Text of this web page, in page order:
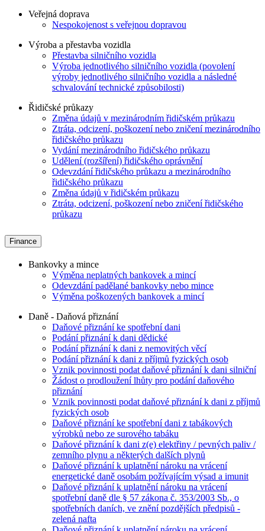
Veřejná doprava
Nespokojenost s veřejnou dopravou
Výroba a přestavba vozidla
Přestavba silničního vozidla
Výroba jednotlivého silničního vozidla (povolení
výroby jednotlivého silničního vozidla a následné
schvalování technické způsobilosti)
Řidičské průkazy
Změna údajů v mezinárodním řidičském průkazu
Ztráta, odcizení, poškození nebo zničení mezinárodního
řidičského průkazu
Vydání mezinárodního řidičského průkazu
Udělení (rozšíření) řidičského oprávnění
Odevzdání řidičského průkazu a mezinárodního
řidičského průkazu
Změna údajů v řidičském průkazu
Ztráta, odcizení, poškození nebo zničení řidičského
průkazu
Finance
Bankovky a mince
Výměna neplatných bankovek a mincí
Odevzdání padělané bankovky nebo mince
Výměna poškozených bankovek a mincí
Daně - Daňová přiznání
Daňové přiznání ke spotřební dani
Podání přiznání k dani dědické
Podání přiznání k dani z nemovitých věcí
Podání přiznání k dani z příjmů fyzických osob
Vznik povinnosti podat daňové přiznání k dani silniční
Žádost o prodloužení lhůty pro podání daňového
přiznání
Vznik povinnosti podat daňové přiznání k dani z příjmů
fyzických osob
Daňové přiznání ke spotřební dani z tabákových
výrobků nebo ze surového tabáku
Daňové přiznání k dani z(e) elektřiny / pevných paliv /
zemního plynu a některých dalších plynů
Daňové přiznání k uplatnění nároku na vrácení
energetické daně osobám požívajícím výsad a imunit
Daňové přiznání k uplatnění nároku na vrácení
spotřební daně dle § 57 zákona č. 353/2003 Sb., o
spotřebních daních, ve znění pozdějších předpisů -
zelená nafta